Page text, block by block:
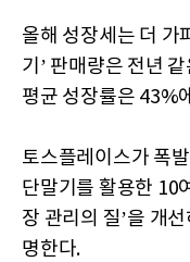
올해 성장세는 더 가
기’ 판매량은 전년
평균 성장률은 43%
토스플레이스가 폭
단말기를 활용한 10
장 관리의 질’을 개
명한다.